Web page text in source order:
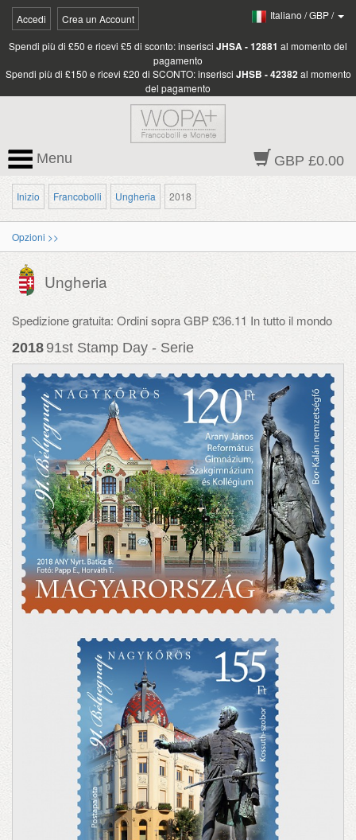
Accedi Crea un Account Italiano /GBP/
Spendi più di £50 e ricevi £5 di sconto: inserisci JHSA - 12881 al momento del
pagamento
Spendi più di £150 e ricevi £20 di SCONTO: inserisci JHSB - 42382 al momento
del pagamento
GBP £0.00
Menu
Inizio Francobolli Ungheria 2018
Opzioni >>
Ungheria
Spedizione gratuita: Ordini sopra GBP £36.11 In tutto il mondo
2018 91st Stamp Day - Serie